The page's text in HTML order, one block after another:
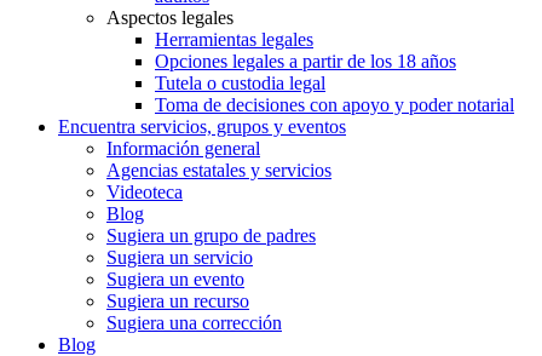
Aspectos legales
Herramientas legales
Opciones legales a partir de los 18 años
Tutela o custodia legal
Toma de decisiones con apoyo y poder notarial
Encuentra servicios, grupos y eventos
Información general
Agencias estatales y servicios
Videoteca
Blog
Sugiera un grupo de padres
Sugiera un servicio
Sugiera un evento
Sugiera un recurso
Sugiera una corrección
Blog